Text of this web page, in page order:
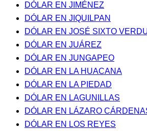
DÓLAR EN JIMÉNEZ
DÓLAR EN JIQUILPAN
DÓLAR EN JOSÉ SIXTO
DÓLAR EN JUÁREZ
DÓLAR EN JUNGAPEO
DÓLAR EN LA HUACANA
DÓLAR EN LA PIEDAD
DÓLAR EN LAGUNILLAS
DÓLAR EN LÁZARO
DÓLAR EN LOS REYES